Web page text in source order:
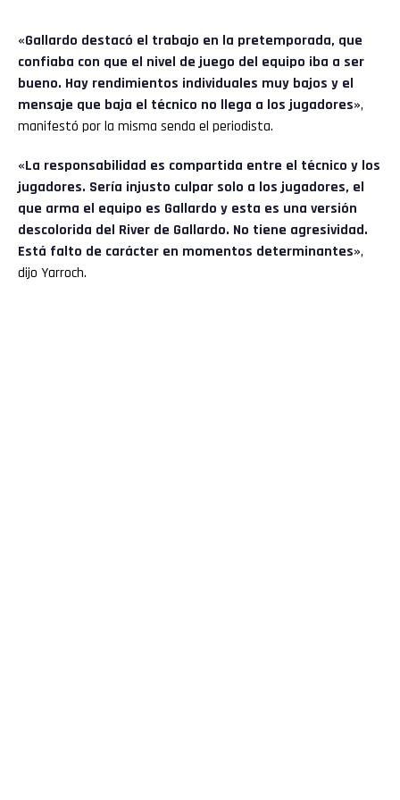
«Gallardo destacó el trabajo en la pretemporada, que
confiaba con que el nivel de juego del equipo iba a ser
bueno. Hay rendimientos individuales muy bajos y el
mensaje que baja el técnico no llega a los jugadores»,
manifestó por la misma senda el periodista.
«La responsabilidad es compartida entre el técnico y los
jugadores. Sería injusto culpar solo a los jugadores, el
que arma el equipo es Gallardo y esta es una versión
descolorida del River de Gallardo. No tiene agresividad.
Está falto de carácter en momentos determinantes»,
dijo Yarroch.